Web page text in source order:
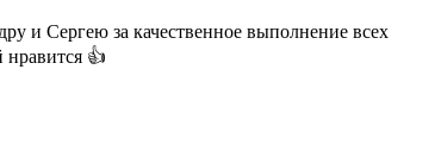
и Сергею за качественное выполнение всех
нравится 👍